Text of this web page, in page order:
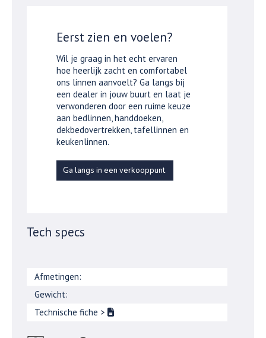
Eerst zien en voelen?
Wil je graag in het echt ervaren
hoe heerlijk zacht en comfortabel
ons linnen aanvoelt? Ga langs bij
een dealer in jouw buurt en laat je
verwonderen door een ruime keuze
aan bedlinnen, handdoeken,
dekbedovertrekken, tafellinnen en
keukenlinnen.
Ga langs in een verkooppunt
Tech specs
Afmetingen:
Gewicht:
Technische fiche >